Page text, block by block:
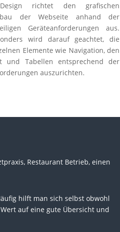
richtet den grafischen
der Webseite anhand der
Geräteanforderungen aus.
wird darauf geachtet, die
Elemente wie Navigation, den
und Tabellen entsprechend der
auszurichten.
Restaurant Betrieb, einen
hilft man sich selbst obwohl
auf eine gute Übersicht und